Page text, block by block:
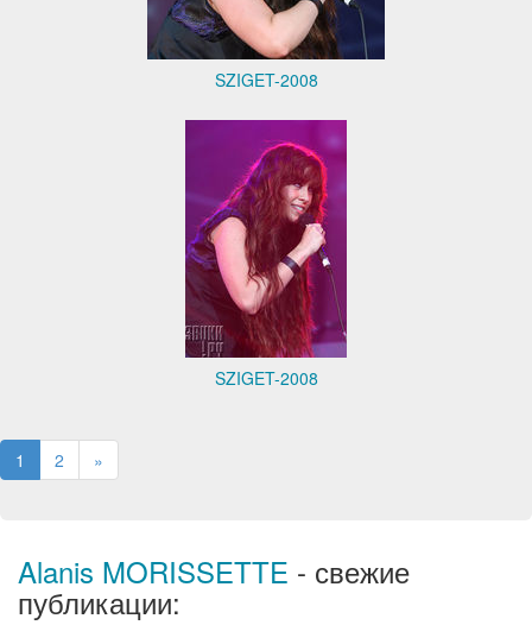
SZIGET-2008
SZIGET-2008
1 2 »
Alanis MORISSETTE - свежие
публикации: